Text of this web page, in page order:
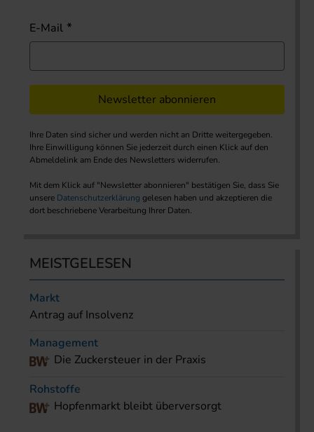
E-Mail
Newsletter abonnieren
Ihre Daten sind sicher und werden nicht an Dritte weitergegeben.
Ihre Einwilligung können Sie jederzeit durch einen Klick auf den
Abmeldelink am Ende des Newsletters widerrufen.
Mit dem Klick auf "Newsletter abonnieren" bestätigen Sie, dass Sie
unsere Datenschutzerklärung gelesen haben und akzeptieren die
dort beschriebene Verarbeitung Ihrer Daten.
MEISTGELESEN
Markt
Antrag auf Insolvenz
Management
Die Zuckersteuer in der Praxis
Rohstoffe
Hopfenmarkt bleibt überversorgt